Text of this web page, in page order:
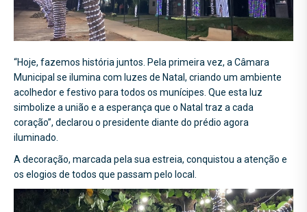
“Hoje, fazemos história juntos. Pela primeira vez, a Câmara
Municipal se ilumina com luzes de Natal, criando um ambiente
acolhedor e festivo para todos os munícipes. Que esta luz
simbolize a união e a esperança que o Natal traz a cada
coração”, declarou o presidente diante do prédio agora
iluminado.
A decoração, marcada pela sua estreia, conquistou a atenção e
os elogios de todos que passam pelo local.